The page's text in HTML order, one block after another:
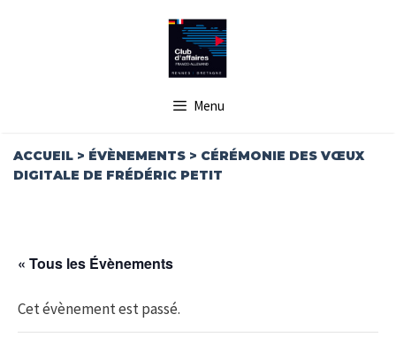
Menu
ACCUEIL > ÉVÈNEMENTS > CÉRÉMONIE DES VŒUX
DIGITALE DE FRÉDÉRIC PETIT
« Tous les Évènements
Cet évènement est passé.